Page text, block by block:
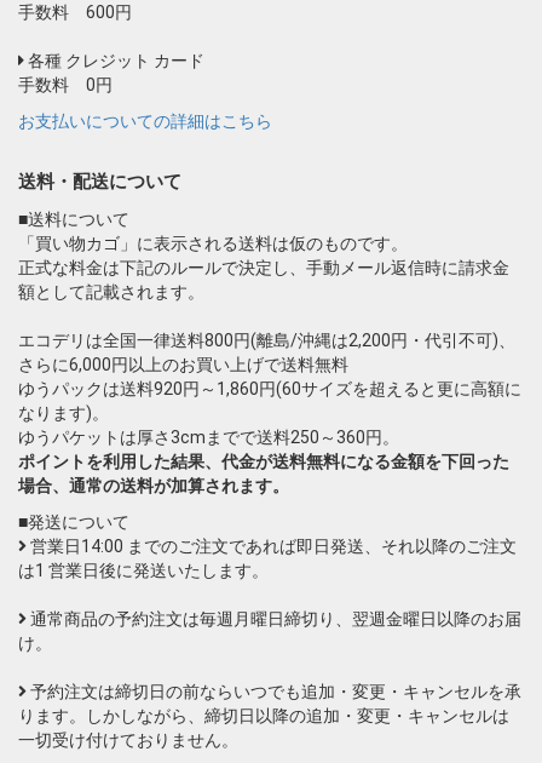
手数料 600円
各種 クレジット カード
手数料 0円
お支払いについての詳細はこちら
送料・配送について
■送料について
「買い物カゴ」に表示される送料は仮のものです。
正式な料金は下記のルールで決定し、手動メール返信時に請求金
額として記載されます。
エコデリは全国一律送料800円(離島/沖縄は2,200円・代引不可)、
さらに6,000円以上のお買い上げで送料無料
ゆうパックは送料920円～1,860円(60サイズを超えると更に高額に
なります)。
ゆうパケットは厚さ3cmまでで送料250～360円。
ポイントを利用した結果、代金が送料無料になる金額を下回った
場合、通常の送料が加算されます。
■発送について
営業日14:00 までのご注文であれば即日発送、それ以降のご注文
は1 営業日後に発送いたします。
通常商品の予約注文は毎週月曜日締切り、翌週金曜日以降のお届
け。
予約注文は締切日の前ならいつでも追加・変更・キャンセルを承
ります。しかしながら、締切日以降の追加・変更・キャンセルは
一切受け付けておりません。